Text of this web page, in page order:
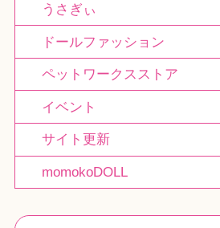
うさぎぃ
ドールファッション
ペットワークスストア
イベント
サイト更新
momokoDOLL